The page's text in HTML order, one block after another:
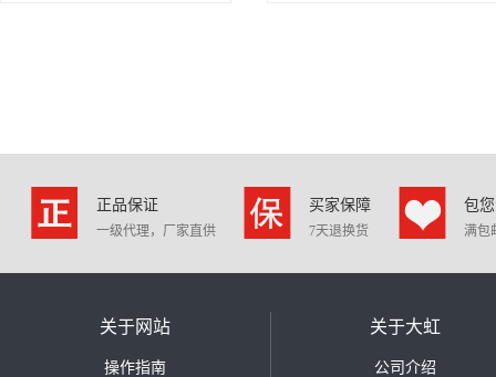
正品保证
一级代理，厂家直供
买家保障
7天退换货
包
满包
关于网站
操作指南
关于大虹
公司介绍